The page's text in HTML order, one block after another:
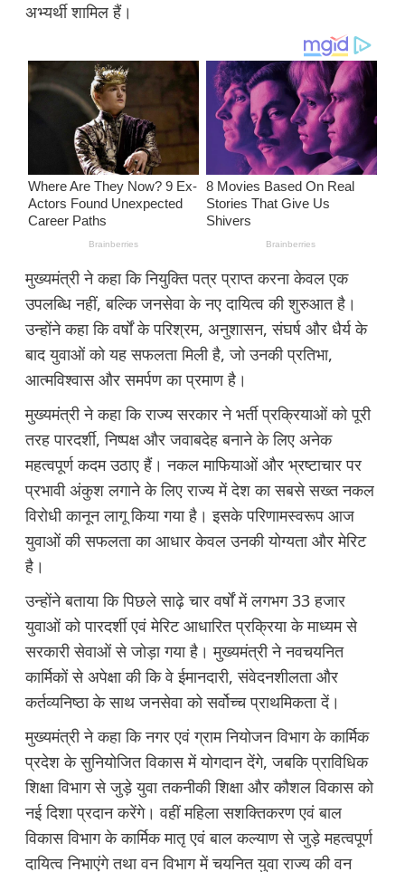
अभ्यर्थी शामिल हैं।
मुख्यमंत्री ने कहा कि नियुक्ति पत्र प्राप्त करना केवल एक
उपलब्धि नहीं, बल्कि जनसेवा के नए दायित्व की शुरुआत है।
उन्होंने कहा कि वर्षों के परिश्रम, अनुशासन, संघर्ष और धैर्य के
बाद युवाओं को यह सफलता मिली है, जो उनकी प्रतिभा,
आत्मविश्वास और समर्पण का प्रमाण है।
मुख्यमंत्री ने कहा कि राज्य सरकार ने भर्ती प्रक्रियाओं को पूरी
तरह पारदर्शी, निष्पक्ष और जवाबदेह बनाने के लिए अनेक
महत्वपूर्ण कदम उठाए हैं। नकल माफियाओं और भ्रष्टाचार पर
प्रभावी अंकुश लगाने के लिए राज्य में देश का सबसे सख्त नकल
विरोधी कानून लागू किया गया है। इसके परिणामस्वरूप आज
युवाओं की सफलता का आधार केवल उनकी योग्यता और मेरिट
है।
उन्होंने बताया कि पिछले साढ़े चार वर्षों में लगभग 33 हजार
युवाओं को पारदर्शी एवं मेरिट आधारित प्रक्रिया के माध्यम से
सरकारी सेवाओं से जोड़ा गया है। मुख्यमंत्री ने नवचयनित
कार्मिकों से अपेक्षा की कि वे ईमानदारी, संवेदनशीलता और
कर्तव्यनिष्ठा के साथ जनसेवा को सर्वोच्च प्राथमिकता दें।
मुख्यमंत्री ने कहा कि नगर एवं ग्राम नियोजन विभाग के कार्मिक
प्रदेश के सुनियोजित विकास में योगदान देंगे, जबकि प्राविधिक
शिक्षा विभाग से जुड़े युवा तकनीकी शिक्षा और कौशल विकास को
नई दिशा प्रदान करेंगे। वहीं महिला सशक्तिकरण एवं बाल
विकास विभाग के कार्मिक मातृ एवं बाल कल्याण से जुड़े महत्वपूर्ण
दायित्व निभाएंगे तथा वन विभाग में चयनित युवा राज्य की वन